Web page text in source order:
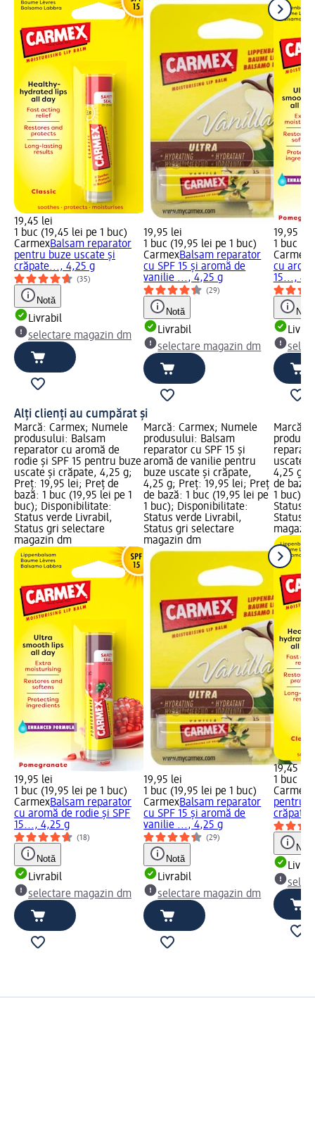
19,45 lei
1 buc (19,45 lei pe 1 buc)
CarmexBalsam reparator
pentru buze uscate și
crăpate..., 4,25 g
(35)
Notă
Livrabil
selectare magazin dm
19,95 lei
1 buc (19,95 lei pe 1 buc)
CarmexBalsam reparator
cu SPF 15 și aromă de
vanilie ..., 4,25 g
(29)
Notă
Livrabil
selectare magazin dm
19,95 lei
1 buc
Carmex
cu
15...,
Notă
Alți clienți au cumpărat și
Marcă: Carmex; Numele
produsului: Balsam
reparator cu aromă de
rodie și SPF 15 pentru buze
uscate și crăpate, 4,25 g;
Preț: 19,95 lei; Preț de
bază: 1 buc (19,95 lei pe 1
buc); Disponibilitate:
Status verde Livrabil,
Status gri selectare
magazin dm
19,95 lei
1 buc (19,95 lei pe 1 buc)
CarmexBalsam reparator
cu aromă de rodie și SPF
15..., 4,25 g
(18)
Notă
Livrabil
selectare magazin dm
Marcă: Carmex; Numele
produsului: Balsam
reparator cu SPF 15 și
aromă de vanilie pentru
buze uscate și crăpate,
4,25 g; Preț: 19,95 lei; Preț
de bază: 1 buc (19,95 lei pe
1 buc); Disponibilitate:
Status verde Livrabil,
Status gri selectare
magazin dm
19,95 lei
1 buc (19,95 lei pe 1 buc)
CarmexBalsam reparator
cu SPF 15 și aromă de
vanilie ..., 4,25 g
(29)
Notă
Livrabil
selectare magazin dm
Marcă:
uscate
4,25 g;
de bază:
1 buc);
Status
Status
19,45 lei
1 buc
Carmex
pentru
Notă